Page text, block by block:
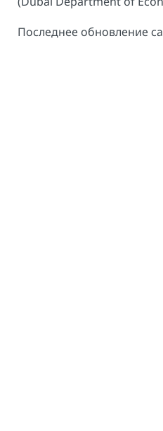
Последнее обновление